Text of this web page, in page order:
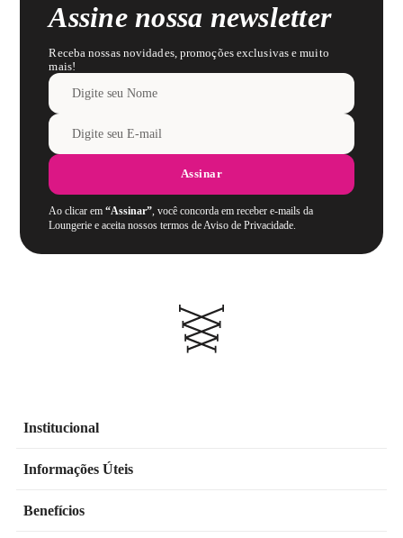
Assine nossa newsletter
Receba nossas novidades, promoções exclusivas e muito
mais!
Assinar
Ao clicar em“Assinar”, você concorda em receber e-mails da
Loungerie e aceita nossos termos de Aviso de Privacidade.
Institucional
Informações Úteis
Benefícios